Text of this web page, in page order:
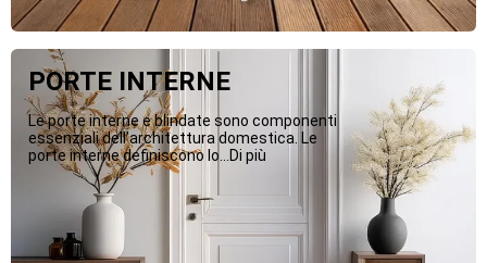
PORTE INTERNE
Le porte interne e blindate sono componenti
essenziali dell’architettura domestica. Le
porte interne definiscono lo...Di più